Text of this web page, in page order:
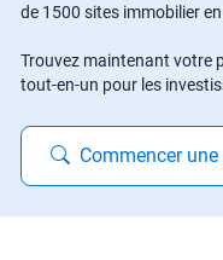
de 1500 sites immobilier
Trouvez maintenant votre
tout-en-un pour les
Commencer